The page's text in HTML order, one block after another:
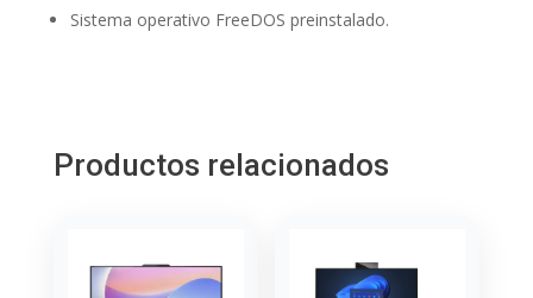
Sistema operativo FreeDOS preinstalado.
Productos relacionados